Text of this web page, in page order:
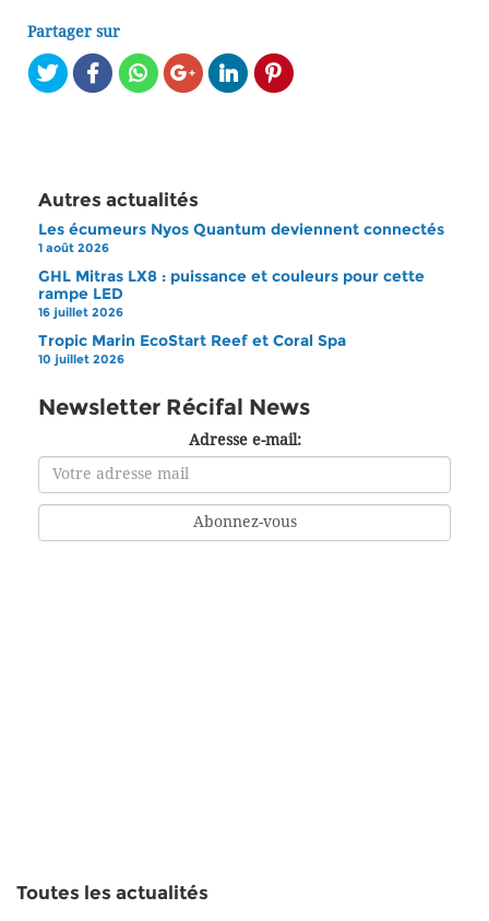
Partager sur
Autres actualités
Les écumeurs Nyos Quantum deviennent connectés
1 août 2026
GHL Mitras LX8 : puissance et couleurs pour cette
rampe LED
16 juillet 2026
Tropic Marin EcoStart Reef et Coral Spa
10 juillet 2026
Newsletter Récifal News
Adresse e-mail:
Toutes les actualités